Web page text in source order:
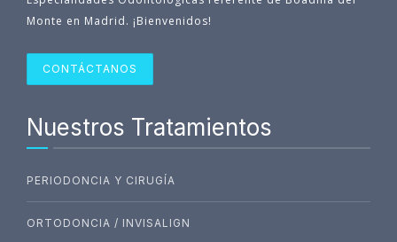
Monte en Madrid. ¡Bienvenidos!
CONTÁCTANOS
Nuestros Tratamientos
PERIODONCIA Y CIRUGÍA
ORTODONCIA / INVISALIGN